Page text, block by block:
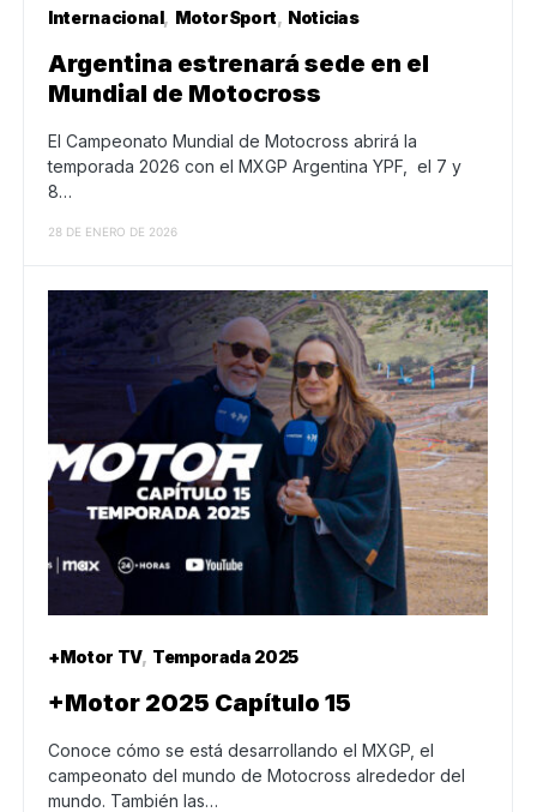
Internacional MotorSport Noticias
Argentina estrenará sede en el
Mundial de Motocross
El Campeonato Mundial de Motocross abrirá la
temporada 2026 con el MXGP Argentina YPF, el 7 y
8…
28 DE ENERO DE 2026
+Motor TV Temporada 2025
+Motor 2025 Capítulo 15
Conoce cómo se está desarrollando el MXGP, el
campeonato del mundo de Motocross alrededor del
mundo. También las…